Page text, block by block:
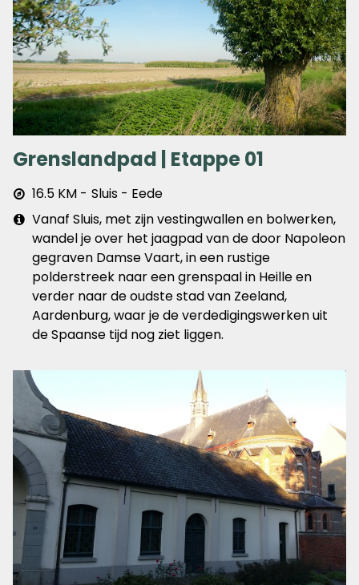
Grenslandpad | Etappe 01
Afstand
&
plaats
16.5 KM
Sluis - Eede
Extra
info
Vanaf Sluis, met zijn vestingwallen en bolwerken,
wandel je over het jaagpad van de door Napoleon
gegraven Damse Vaart, in een rustige
polderstreek naar een grenspaal in Heille en
verder naar de oudste stad van Zeeland,
Aardenburg, waar je de verdedigingswerken uit
de Spaanse tijd nog ziet liggen.